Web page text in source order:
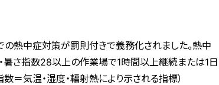
熱中症対策が罰則付きで義務化されました。熱中
さ指数28以上の作業場で1時間以上継続または1日
＝気温・湿度・輻射熱により示される指標）